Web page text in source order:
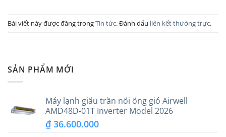
Bài viết này được đăng trongTin tức. Đánh dấu liên kết thường trực.
SẢN PHẨM MỚI
Máy lạnh giấu trần nối ống gió Airwell
AMD48D-01T Inverter Model 2026
₫ 36.600.000